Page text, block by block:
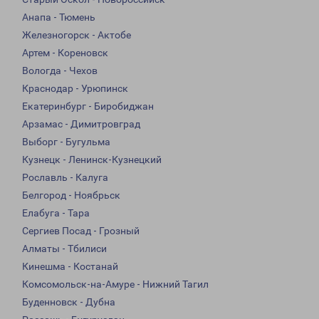
Анапа - Тюмень
Железногорск - Актобе
Артем - Кореновск
Вологда - Чехов
Краснодар - Урюпинск
Екатеринбург - Биробиджан
Арзамас - Димитровград
Выборг - Бугульма
Кузнецк - Ленинск-Кузнецкий
Рославль - Калуга
Белгород - Ноябрьск
Елабуга - Тара
Сергиев Посад - Грозный
Алматы - Тбилиси
Кинешма - Костанай
Комсомольск-на-Амуре - Нижний Тагил
Буденновск - Дубна